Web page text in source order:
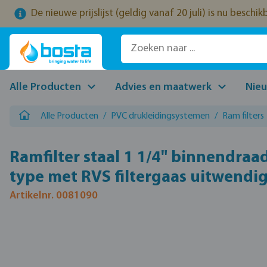
de hoofdinhoud
Ga naar de zoekopdracht
Ga naar de hoofdnavigatie
De nieuwe prijslijst (geldig vanaf 20 juli) is nu
Alle Producten Advies en maatwerk
Alle Producten / PVC drukleidingsystemen / Ram filters
Ramfilter staal 1 1/4"
type met RVS filtergaas uitwendig
Artikelnr. 0081090